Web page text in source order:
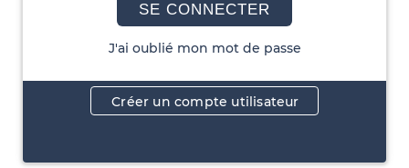
SE CONNECTER
J'ai oublié mon mot de passe
Créer un compte utilisateur